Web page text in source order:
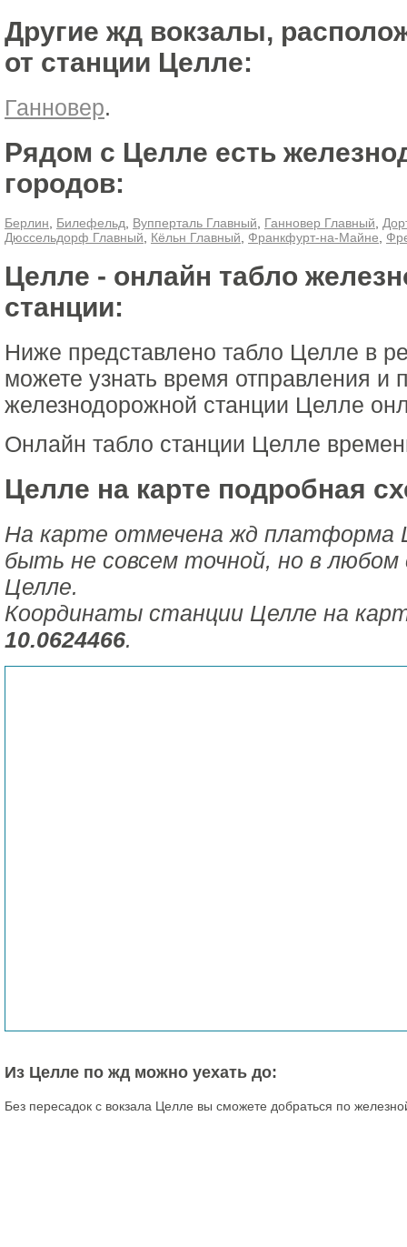
Другие жд вокзалы,
от станции Целле:
Ганновер.
Рядом с Целле есть
городов:
Берлин Билефельд Вупперталь Главный Ганновер Главный
Дюссельдорф Главный
Кёльн Главный Франкфурт-на-Майне
Целле - онлайн табло
станции:
Ниже представлено табло Целле в
можете узнать время отправления и
железнодорожной станции Целле
Онлайн табло станции Целле
Целле на карте подробная
На карте отмечена жд
быть не совсем точной, но в любом
Целле.
Координаты станции Целле на
10.0624466.
Из Целле по жд можно уехать до:
Без пересадок с вокзала Целле вы сможете добраться по